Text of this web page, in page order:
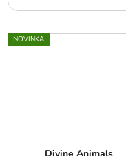
NOVINKA